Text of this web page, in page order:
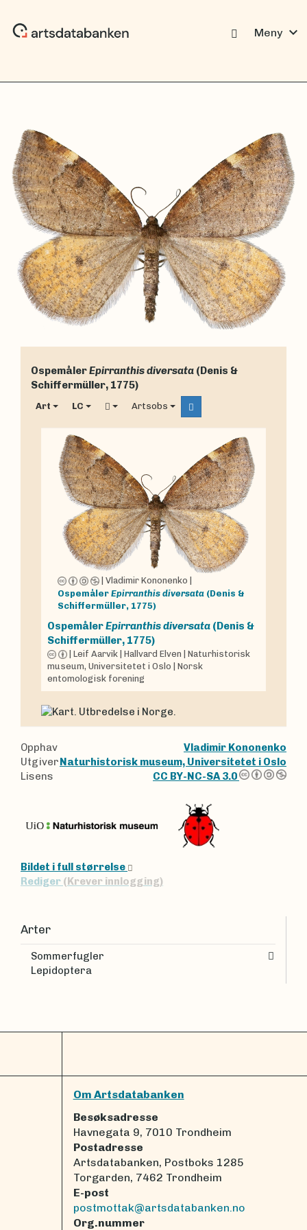
Meny expand_more
OspemålerEpirranthis diversata (Denis &
Schiffermüller, 1775)
Art LC Artsobs
Vladimir Kononenko
Ospemåler Epirranthis diversata (Denis &
Schiffermüller, 1775)
OspemålerEpirranthis diversata (Denis &
Schiffermüller, 1775)
Leif Aarvik Hallvard Elven
Naturhistorisk
museum, Universitetet i Oslo
Norsk
entomologisk forening
Opphav
Vladimir Kononenko
Utgiver Naturhistorisk museum, Universitetet i Oslo
Lisens
CC BY-NC-SA 3.0
Bildet i full størrelse
Rediger (Krever innlogging)
Arter
Sommerfugler
Lepidoptera
Om Artsdatabanken
Besøksadresse
Havnegata 9, 7010 Trondheim
Postadresse
Artsdatabanken, Postboks 1285
Torgarden, 7462 Trondheim
E-post
postmottak@artsdatabanken.no
Org.nummer